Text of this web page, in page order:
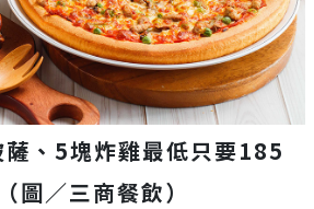
、5塊炸雞最低只要185
圖／三商餐飲）